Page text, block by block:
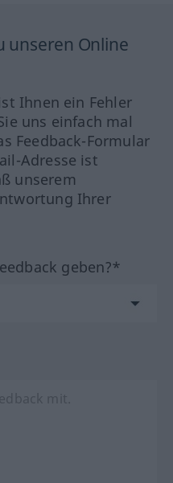
unseren Online
Ihnen ein Fehler
uns einfach mal
Feedback-Formular
Adresse ist
unserem
Ihrer
geben?*